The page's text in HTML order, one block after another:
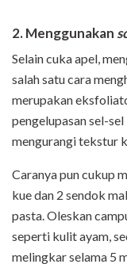
2. Menggunakan
Selain cuka apel,
salah satu cara
merupakan
pengelupasan sel-
mengurangi tekstur
Caranya pun cukup
kue dan 2 sendok
pasta. Oleskan
seperti kulit ayam,
melingkar selama 5